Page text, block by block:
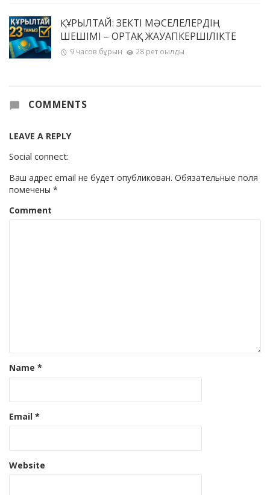
ҚҰРЫЛТАЙ: ӨЗЕКТІ МӘСЕЛЕЛЕРДІҢ
ШЕШІМІ – ОРТАҚ ЖАУАПКЕРШІЛІКТЕ
9 часов бұрын 28 рет оқылды
COMMENTS
LEAVE A REPLY
Social connect:
Ваш адрес email не будет опубликован. Обязательные поля
помечены *
Comment
Name *
Email *
Website